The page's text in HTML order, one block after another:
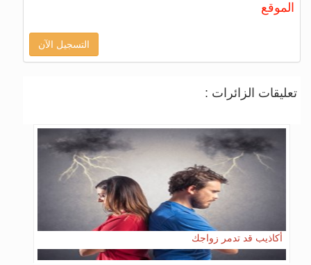
الموقع
التسجيل الآن
تعليقات الزائرات :
أكاذيب قد تدمر زواجك